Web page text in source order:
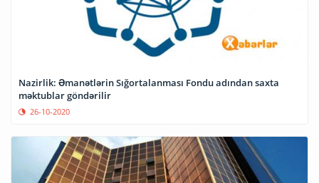
Nazirlik: Əmanətlərin Sığortalanması Fondu adından saxta
məktublar göndərilir
26-10-2020